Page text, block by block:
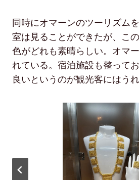
同時にオマーンのツーリズム
室は見ることができたが、こ
色がどれも素晴らしい。オマ
れている。宿泊施設も整って
良いというのが観光客にはうれ